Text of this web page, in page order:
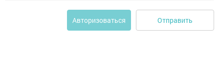
Авторизоваться Отправить